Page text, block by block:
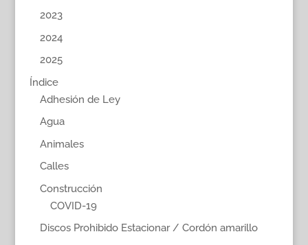
2023
2024
2025
Índice
Adhesión de Ley
Agua
Animales
Calles
Construcción
COVID-19
Discos Prohibido Estacionar / Cordón amarillo